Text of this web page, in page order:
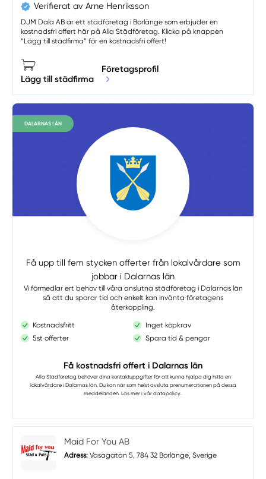
Verifierat av Arne Henriksson
DJM Dala AB är ett städföretag i Borlänge som erbjuder en
kostnadsfri offert här på Alla Städföretag. Klicka på knappen
“Lägg till städfirma” för en kostnadsfri offert!
Lägg till städfirma
Företagsprofil
DALARNAS LÄN
Få upp till fem stycken offerter från lokalvårdare som
jobbar i Dalarnas län
Vi förmedlar ert behov till våra anslutna städföretag i Dalarnas län
så att du sparar tid och enkelt kan invänta företagens
återkoppling.
Kostnadsfritt
Inget köpkrav
5st offerter
Spara tid & pengar
Få kostnadsfri offert i Dalarnas län
Alla Städföretag behöver dina kontaktuppgifter för att kunna hjälpa dig hitta en
lokalvårdare i Dalarnas län. Du kan när som helst avsluta prenumerationen på dessa
meddelanden. Läs mer i vår datapolicy..
Maid For You AB
Adress: Vasagatan 5, 784 32 Borlänge, Sverige